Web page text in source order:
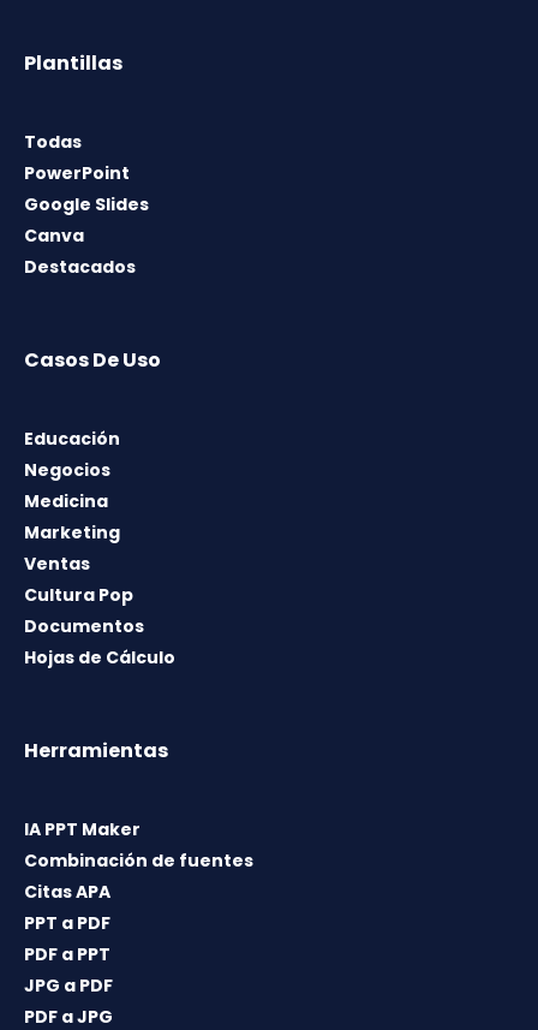
Plantillas
Todas
PowerPoint
Google Slides
Canva
Destacados
Casos De Uso
Educación
Negocios
Medicina
Marketing
Ventas
Cultura Pop
Documentos
Hojas de Cálculo
Herramientas
IA PPT Maker
Combinación de fuentes
Citas APA
PPT a PDF
PDF a PPT
JPG a PDF
PDF a JPG